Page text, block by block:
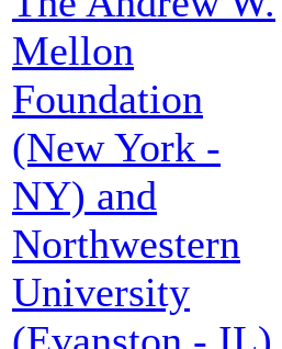
Mellon
Foundation
(New York -
NY) and
Northwestern
University